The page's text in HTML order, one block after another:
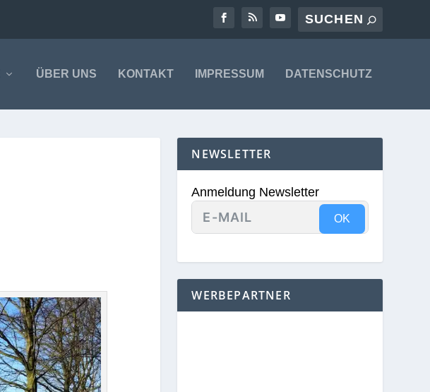
ÜBER UNS KONTAKT IMPRESSUM DATENSCHUTZ
NEWSLETTER
Anmeldung Newsletter
OK
WERBEPARTNER